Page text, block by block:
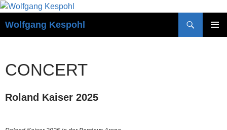
Zum
springen
Wolfgang Kespohl
CONCERT
Roland Kaiser 2025